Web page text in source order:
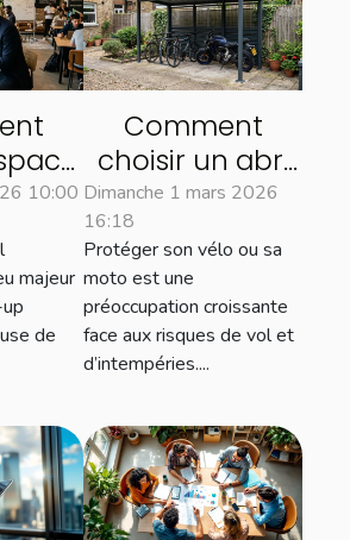
?
10:00
majeur
de
Comment
choisir un abri
métallique
adapté pour
votre vélo ou
moto ?
Dimanche 1 mars 2026
16:18
Protéger son vélo ou sa
moto est une
préoccupation croissante
face aux risques de vol et
d’intempéries....